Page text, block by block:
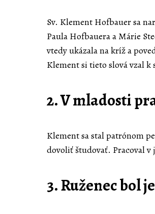
Sv. Klement Hofbauer sa
Paula Hofbauera a Márie
vtedy ukázala na kríž a
Klement si tieto slová vzal k
2. V mladosti
Klement sa stal patrónom
dovoliť študovať. Pracoval v
3. Ruženec bol